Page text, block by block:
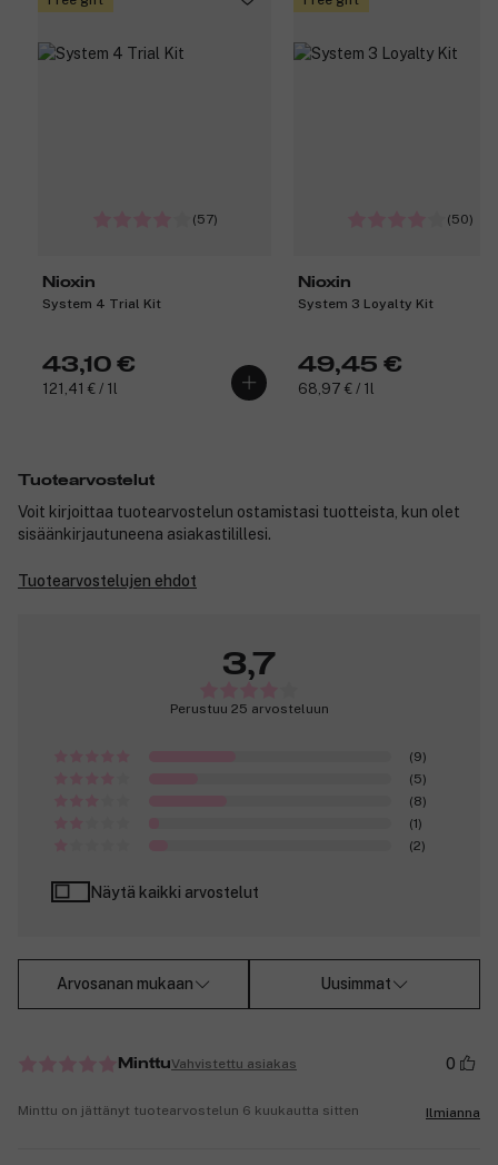
(57)
Nioxin
System 4 Trial Kit
43,10 €
121,41 € / 1l
(50)
Nioxin
System 3 Loyalty Kit
49,45 €
68,97 € / 1l
Tuotearvostelut
Voit kirjoittaa tuotearvostelun ostamistasi tuotteista, kun olet
sisäänkirjautuneena asiakastilillesi.
Tuotearvostelujen ehdot
3,7
Perustuu 25 arvosteluun
(9)
(5)
(8)
(1)
(2)
Näytä kaikki arvostelut
Arvosanan mukaan Uusimmat
MinttuVahvistettu asiakas 0
Minttu on jättänyt tuotearvostelun 6 kuukautta sitten Ilmianna